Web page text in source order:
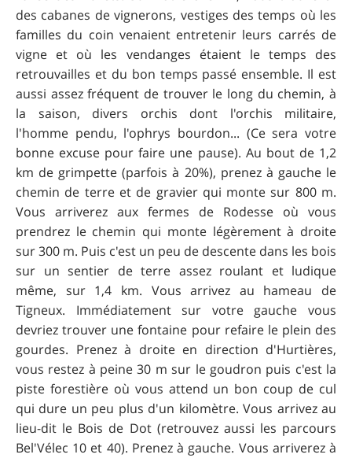
des cabanes de vignerons, vestiges des temps où les
familles du coin venaient entretenir leurs carrés de
vigne et où les vendanges étaient le temps des
retrouvailles et du bon temps passé ensemble. Il est
aussi assez fréquent de trouver le long du chemin, à
la saison, divers orchis dont l'orchis militaire,
l'homme pendu, l'ophrys bourdon... (Ce sera votre
bonne excuse pour faire une pause). Au bout de 1,2
km de grimpette (parfois à 20%), prenez à gauche le
chemin de terre et de gravier qui monte sur 800 m.
Vous arriverez aux fermes de Rodesse où vous
prendrez le chemin qui monte légèrement à droite
sur 300 m. Puis c'est un peu de descente dans les bois
sur un sentier de terre assez roulant et ludique
même, sur 1,4 km. Vous arrivez au hameau de
Tigneux. Immédiatement sur votre gauche vous
devriez trouver une fontaine pour refaire le plein des
gourdes. Prenez à droite en direction d'Hurtières,
vous restez à peine 30 m sur le goudron puis c'est la
piste forestière où vous attend un bon coup de cul
qui dure un peu plus d'un kilomètre. Vous arrivez au
lieu-dit le Bois de Dot (retrouvez aussi les parcours
Bel'Vélec 10 et 40). Prenez à gauche. Vous arriverez à